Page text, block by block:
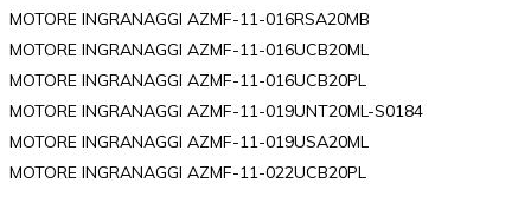
MOTORE INGRANAGGI AZMF-11-016RSA20MB
MOTORE INGRANAGGI AZMF-11-016UCB20ML
MOTORE INGRANAGGI AZMF-11-016UCB20PL
MOTORE INGRANAGGI AZMF-11-019UNT20ML-S0184
MOTORE INGRANAGGI AZMF-11-019USA20ML
MOTORE INGRANAGGI AZMF-11-022UCB20PL